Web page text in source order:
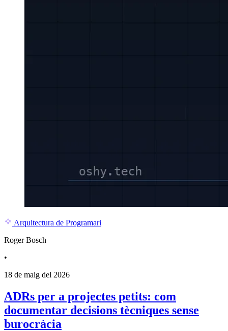
Arquitectura de Programari
Roger Bosch
•
18 de maig del 2026
ADRs per a projectes petits: com
documentar decisions tècniques sense
burocràcia